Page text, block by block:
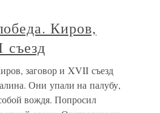
Киров,
съезд
заговор и XVII съезд
Они упали на палубу,
вождя. Попросил